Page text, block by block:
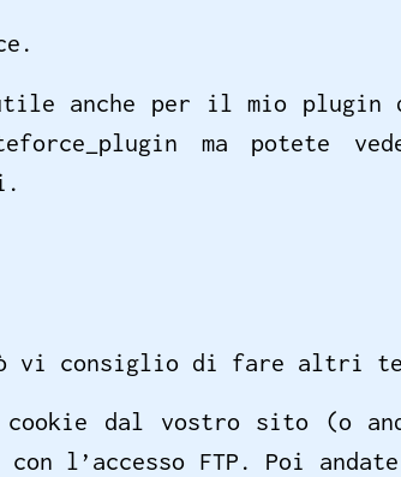
anche per il mio plugin
ma potete
vi consiglio di fare altri
dal vostro sito (o
l’accesso FTP. Poi